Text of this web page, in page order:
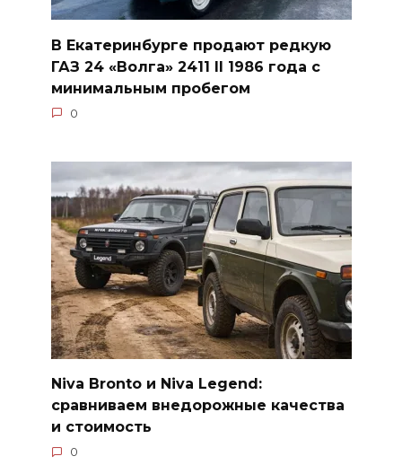
В Екатеринбурге продают редкую
ГАЗ 24 «Волга» 2411 II 1986 года с
минимальным пробегом
0
Niva Bronto и Niva Legend:
сравниваем внедорожные качества
и стоимость
0